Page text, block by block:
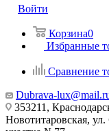
Войти
Корзина0
Избранные
Сравнение
Dubrava-
353211,
Новотитаровская,